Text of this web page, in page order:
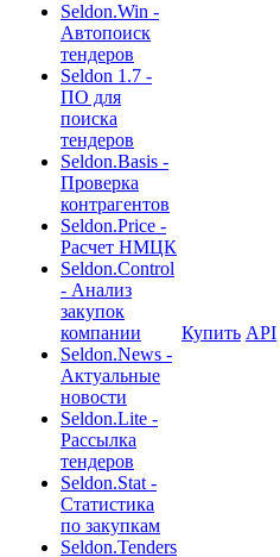
Seldon.Win -
Автопоиск
тендеров
Seldon 1.7 -
ПО для
поиска
тендеров
Seldon.Basis -
Проверка
контрагентов
Seldon.Price -
Расчет НМЦК
Seldon.Control
- Анализ
закупок
компании
Seldon.News -
Актуальные
новости
Seldon.Lite -
Рассылка
тендеров
Seldon.Stat -
Статистика
по закупкам
Seldon.Tenders
Купить API